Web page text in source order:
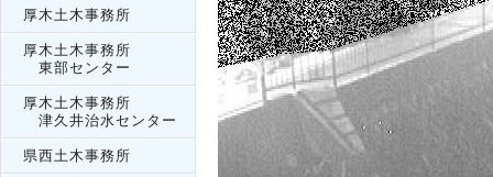
厚木土木事務所
厚木土木事務所
東部センター
厚木土木事務所
津久井治水センター
県西土木事務所